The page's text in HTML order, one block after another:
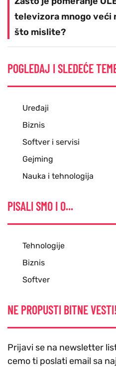
televizora mnogo veći
što mislite?
POGLEDAJ I SLEDEĆE
Uređaji
Biznis
Softver i servisi
Gejming
Nauka i tehnologija
PISALI SMO I O...
Tehnologije
Biznis
Softver
NE PROPUSTI BITNE VESTI!
Prijavi se na newsletter
cemo ti poslati email sa